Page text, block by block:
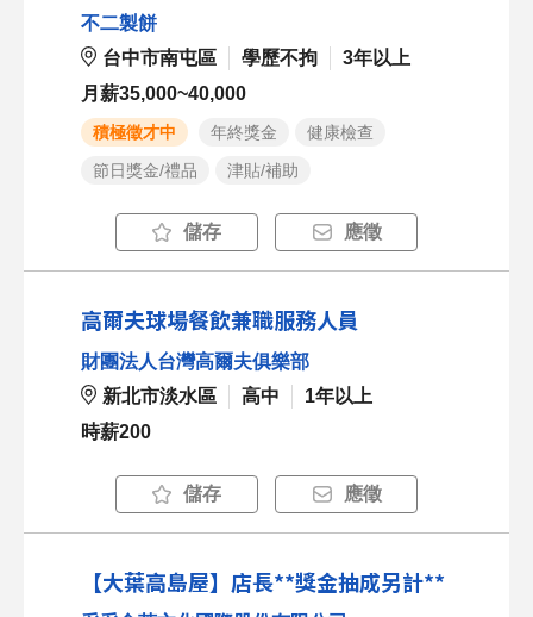
不二製餅
台中市南屯區
學歷不拘
3年以上
月薪35,000~40,000
積極徵才中 年終獎金
健康檢查
節日獎金/禮品
津貼/補助
儲存 應徵
高爾夫球場餐飲兼職服務人員
財團法人台灣高爾夫俱樂部
新北市淡水區
高中
1年以上
時薪200
儲存 應徵
【大葉高島屋】店長**獎金抽成另計**